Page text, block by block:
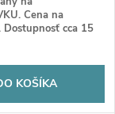
Cena na
Dostupnosť cca 15
KOŠÍKA